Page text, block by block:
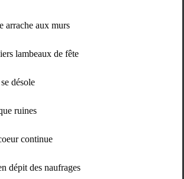
arrache aux murs
lam­beaux de fête
désole
ruines
continue
dépit des naufrages